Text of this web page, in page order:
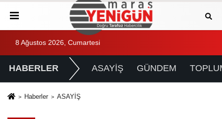
8 Ağustos 2026, Cumartesi
HABERLER ASAYİŞ GÜNDEM
Haberler ASAYİŞ